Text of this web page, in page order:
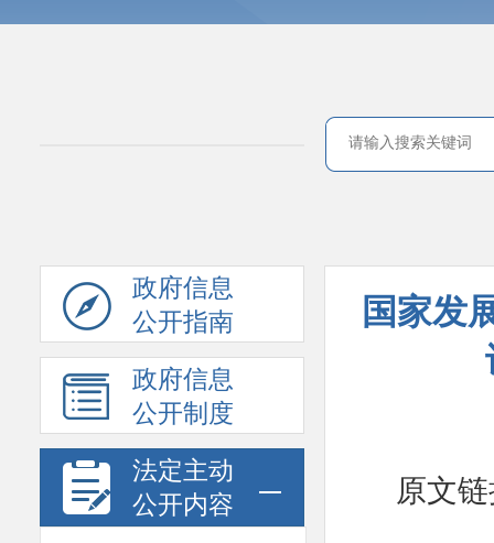
政府信息
公开指南
政府信息
公开制度
法定主动
公开内容
国家发
原文